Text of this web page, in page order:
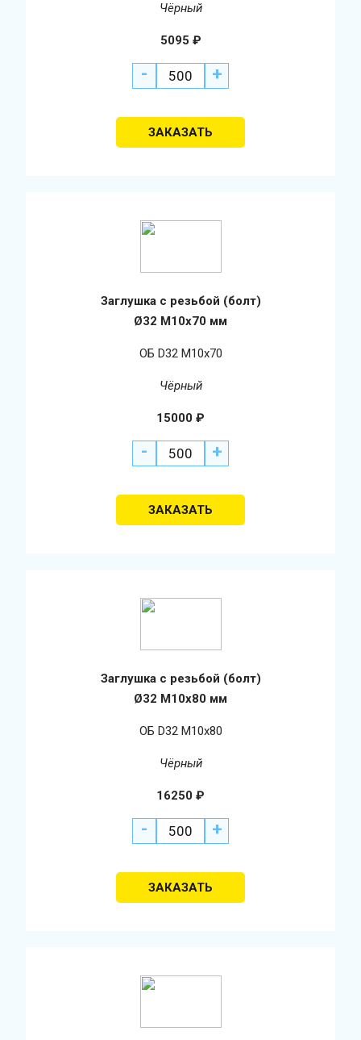
Чёрный
5095 ₽
- +
Заглушка с резьбой (болт)
Ø32 М10х70 мм
ОБ D32 М10х70
Чёрный
15000 ₽
- +
Заглушка с резьбой (болт)
Ø32 М10х80 мм
ОБ D32 М10х80
Чёрный
16250 ₽
- +